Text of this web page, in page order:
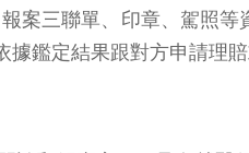
案三聯單、印章、駕照
鑑定結果跟對方申請理賠